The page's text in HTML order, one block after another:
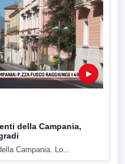
▶
della Campania,
Campania. Lo...